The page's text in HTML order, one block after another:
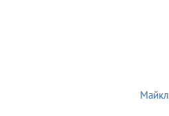
Майкл